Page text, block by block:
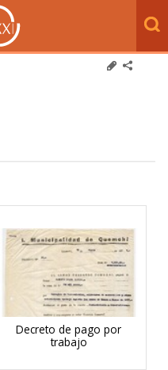
Decreto de pago por
trabajo